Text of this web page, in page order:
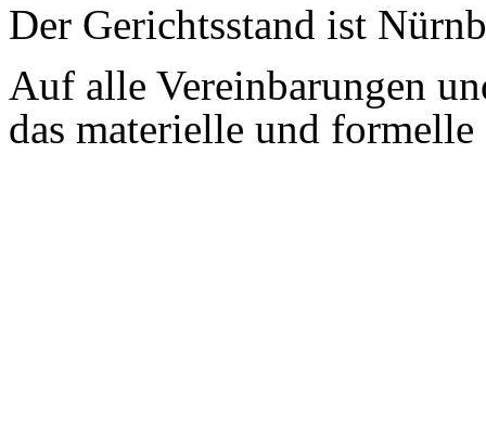
Der Gerichtsstand ist
Auf alle Vereinbarungen
das materielle und